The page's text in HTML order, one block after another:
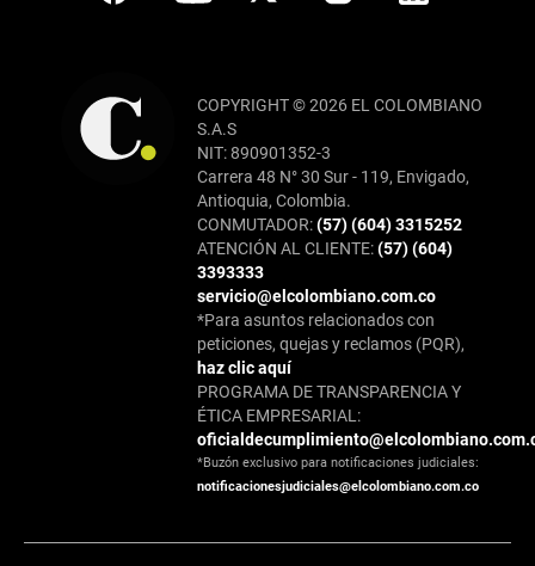
COPYRIGHT © 2026 EL COLOMBIANO
S.A.S
NIT: 890901352-3
Carrera 48 N° 30 Sur - 119, Envigado,
Antioquia, Colombia.
CONMUTADOR:(57) (604) 3315252
ATENCIÓN AL CLIENTE:(57) (604)
3393333
servicio@elcolombiano.com.co
*Para asuntos relacionados con
peticiones, quejas y reclamos (PQR),
haz clic aquí
PROGRAMA DE TRANSPARENCIA Y
ÉTICA EMPRESARIAL:
*Buzón exclusivo para notificaciones judiciales:
notificacionesjudiciales@elcolombiano.com.co